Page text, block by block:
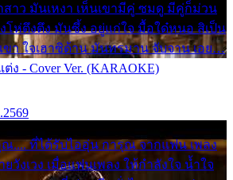
สาว มันเหงา เห็นเขามีคู่ ซมดู มีคู่ก็ม่วน
โห่ตึงตึง มันซึ้ง อยู่แก่ใจ มื้อใด๋หนอ สิเป็น
ขา ใจเฮาซิด้าน มันทรมาน จับจาน เอย…
ง - Cover Ver. (KARAOKE)
.... ที่ได้รับไออุ่น การุณ จากแฟน เพลง
วังเวง เมื่อแฟนเพลง ให้กำลังใจ น้ำใจ